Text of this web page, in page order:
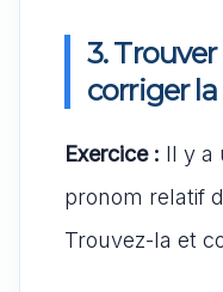
3. Trouver
corriger
Exercice : Il y a
pronom relatif
Trouvez-la et